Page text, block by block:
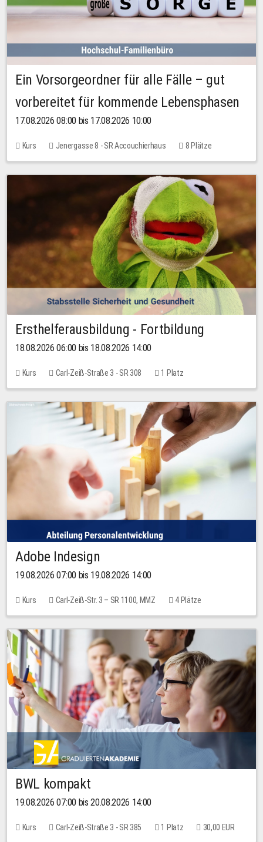
Ein Vorsorgeordner für alle Fälle – gut
vorbereitet für kommende Lebensphasen
17.08.2026 08:00 bis 17.08.2026 10:00
Kurs Jenergasse 8 - SR Accouchierhaus 8 Plätze
Ersthelferausbildung - Fortbildung
18.08.2026 06:00 bis 18.08.2026 14:00
Kurs Carl-Zeiß-Straße 3 - SR 308 1 Platz
Adobe Indesign
19.08.2026 07:00 bis 19.08.2026 14:00
Kurs Carl-Zeiß-Str. 3 – SR 1100, MMZ 4 Plätze
BWL kompakt
19.08.2026 07:00 bis 20.08.2026 14:00
Kurs Carl-Zeiß-Straße 3 - SR 385 1 Platz 30,00 EUR